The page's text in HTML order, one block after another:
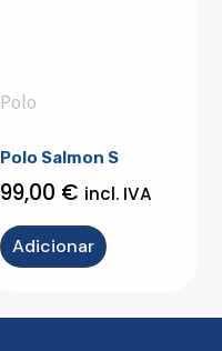
Polo
Polo Salmon S
99,00 € incl. IVA
Adicionar